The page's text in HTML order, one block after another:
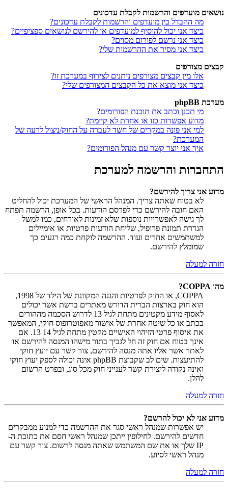
נושאים מועדפים והרשמות לקבלת עדכונים
מה ההבדל בין מועדפים והרשמות לקבלת עדכונים?
כיצד אני יכול להוסיף למועדפים או להירשם לנושאים ספציפיים?
כיצד אני נרשם לפורום מסוים?
כיצד אני מסיר את ההרשמות שלי?
קבצים מצורפים
אלו מין קבצים מצורפים ניתנים לצירוף במערכת זו?
כיצד אני מוצא את כל הקבצים המצורפים שלי?
מערכת phpBB
מי תכנן וכתב את תוכנת הפורומים?
מדוע אפשרות כזו או אחרת לא קיימת?
למי אני פונה במקרים של חשד לעברה על החוק/ניצול לרעה של
המערכת?
איך אני יוצר קשר עם מנהל הפורומים?
התחברות והרשמה למערכת
מדוע אני צריך להירשם?
לא בטוח שאתה צריך. המנהל הראשי של המערכת יכול להחליט
האם חובה להירשם כדי לפרסם הודעות. בכל אופן, הרשמה תפתח
לך גישה לאפשרויות נוספות שלא זמינות לאורחים, כמו למשל
הגדרת תמונת פרופיל, שליחת הודעות פרטיות או אימיילים
למשתמשים אחרים ועוד. ההרשמה לוקחת כמה רגעים כך
שמומלץ להירשם.
חזרה למעלה
מהו COPPA?
COPPA, או החוק לפרטיות והגנה המקוונת של הילד של 1998,
הוא חוק בארצות הברית הדורש מאתרים ברשת אשר יכולים
לאסוף מידע מקטינים מתחת לגיל 13 לדרוש הסכמה מההורים
בכתב או כל שיטה אחרת של אישור מאפוטרופוס חוקי, המאפשר
את איסוף פרטי הזיהוי האישיים מקטין מתחת לגיל 14 13. אם
אינך בטוח אם חוק זה חל לגביך בתור מישהו המנסה להירשם או
לאתר אשר אליו אתה מנסה להירשם, צור קשר עם יועץ חוקי
להתיעצות. שים לב שקבוצת phpBB אינה יכולה לספק יעוץ חוקי
ואינה נקודה ליצירת קשר לענייני חוק מכל סוג, ובפרט הרשום
להלן.
חזרה למעלה
מדוע אני לא יכול להרשם?
יש אפשרות שמנהל ראשי סגר את ההרשמה כדי למנוע ממבקרים
חדשים להירשם. לחילופין ייתכן שמנהל ראשי חסם את כתובת ה-
IP שלך או את שם המשתמש שאתה מנסה לרשום. צור קשר עם
מנהל ראשי לסיוע.
חזרה למעלה